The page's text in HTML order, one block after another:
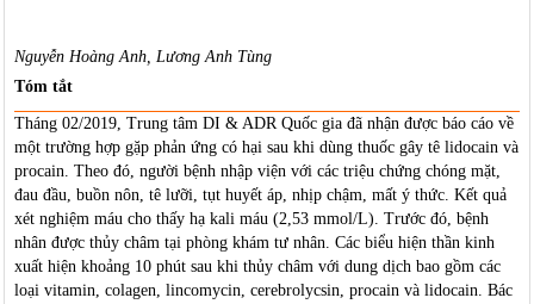
Nguyễn Hoàng Anh, Lương Anh Tùng
Tóm tắt
Tháng 02/2019, Trung tâm DI & ADR Quốc gia đã nhận được báo cáo về
một trường hợp gặp phản ứng có hại sau khi dùng thuốc gây tê lidocain và
procain. Theo đó, người bệnh nhập viện với các triệu chứng chóng mặt,
đau đầu, buồn nôn, tê lưỡi, tụt huyết áp, nhịp chậm, mất ý thức. Kết quả
xét nghiệm máu cho thấy hạ kali máu (2,53 mmol/L). Trước đó, bệnh
nhân được thủy châm tại phòng khám tư nhân. Các biểu hiện thần kinh
xuất hiện khoảng 10 phút sau khi thủy châm với dung dịch bao gồm các
loại vitamin, colagen, lincomycin, cerebrolycsin, procain và lidocain. Bác